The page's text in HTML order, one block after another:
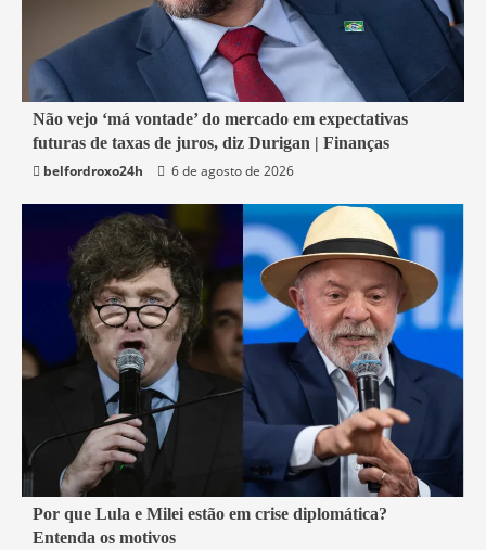
1 min read
Economia
Não vejo ‘má vontade’ do mercado em expectativas
futuras de taxas de juros, diz Durigan | Finanças
belfordroxo24h
6 de agosto de 2026
2 min read
Mundo
Por que Lula e Milei estão em crise diplomática?
Entenda os motivos